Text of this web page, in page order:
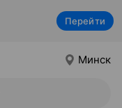
Перейти
Минск